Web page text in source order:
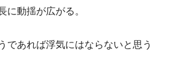
に動揺が広がる。
であれば浮気にはならないと思う